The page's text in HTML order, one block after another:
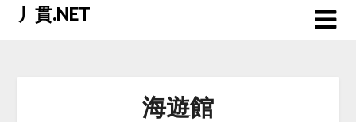
Skip丿貫.NET
海遊館